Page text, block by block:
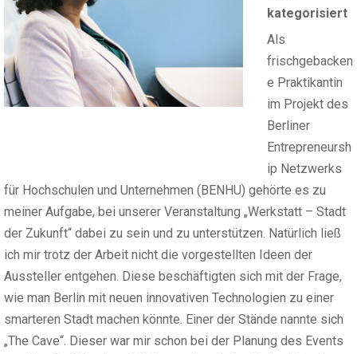
kategorisiert
Als
frischgebacken
e Praktikantin
im Projekt des
Berliner
Entrepreneursh
ip Netzwerks
für Hochschulen und Unternehmen (BENHU) gehörte es zu
meiner Aufgabe, bei unserer Veranstaltung „Werkstatt – Stadt
der Zukunft“ dabei zu sein und zu unterstützen. Natürlich ließ
ich mir trotz der Arbeit nicht die vorgestellten Ideen der
Aussteller entgehen. Diese beschäftigten sich mit der Frage,
wie man Berlin mit neuen innovativen Technologien zu einer
smarteren Stadt machen könnte. Einer der Stände nannte sich
„The Cave“. Dieser war mir schon bei der Planung des Events